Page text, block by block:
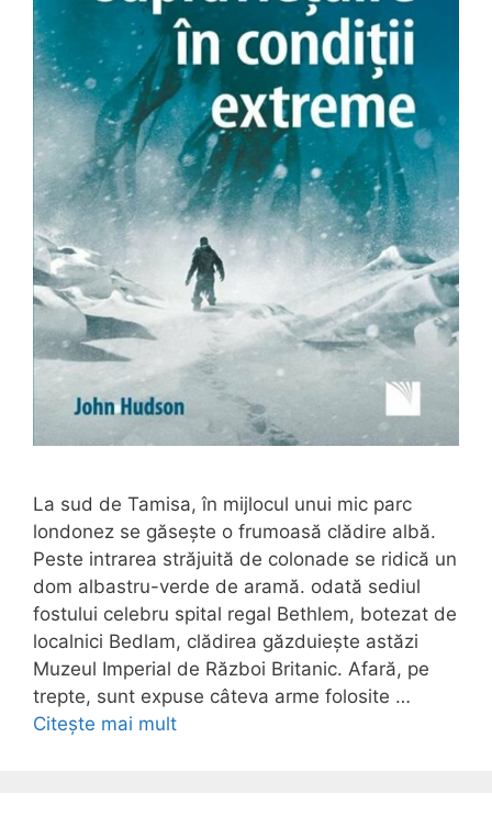
La sud de Tamisa, în mijlocul unui mic parc
londonez se găsește o frumoasă clădire albă.
Peste intrarea străjuită de colonade se ridică un
dom albastru-verde de aramă. odată sediul
fostului celebru spital regal Bethlem, botezat de
localnici Bedlam, clădirea găzduiește astăzi
Muzeul Imperial de Război Britanic. Afară, pe
trepte, sunt expuse câteva arme folosite …
Citește mai mult